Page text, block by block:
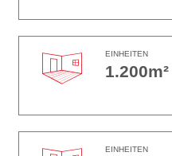
EINHEITEN
EINHEITEN